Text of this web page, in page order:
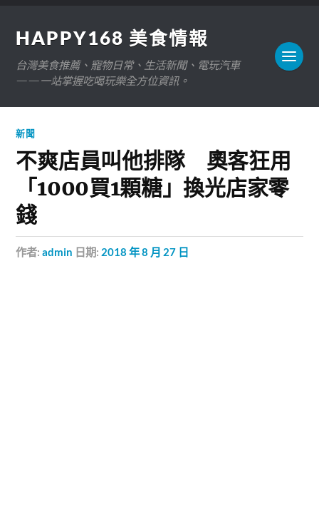
HAPPY168 美食情報
台灣美食推薦、寵物日常、生活新聞、電玩汽車
——一站掌握吃喝玩樂全方位資訊。
新聞
不爽店員叫他排隊 奧客狂用
「1000買1顆糖」換光店家零
錢
作者:admin 日期: 2018 年 8 月 27 日